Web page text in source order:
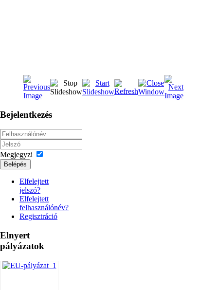
Bejelentkezés
Megjegyzi
Belépés
Elfelejtett
jelszó?
Elfelejtett
felhasználónév?
Regisztráció
Elnyert
pályázatok